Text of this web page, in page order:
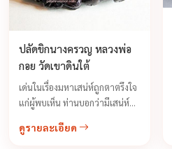
ปลัดขิกนางครวญ หลวงพ่อ
กอย วัดเขาดินใต้
เด่นในเรื่องมหาเสน่ห์ถูกตาตรึงใจ
แก่ผู้พบเห็น ท่านบอกว่ามีเสน่ห์
รอด ก็จึงต้องเสกโภคทรัพย์ในเรื่อง
ดูรายละเอียด